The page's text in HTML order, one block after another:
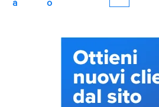
a o